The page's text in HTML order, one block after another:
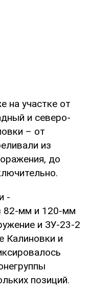
на участке от
и северо-
– от
из
до
-
82-мм и 120-мм
и ЗУ-23-2
Калиновки и
позиций.